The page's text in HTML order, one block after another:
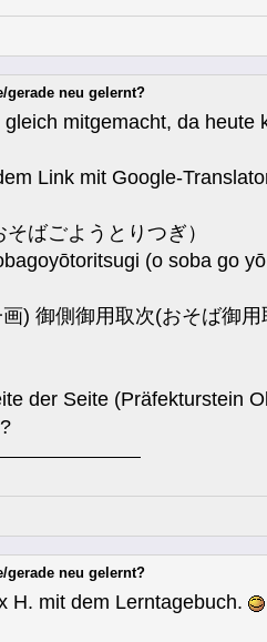
gerade neu gelernt?
mitgemacht, da
Link mit Google-
ばごようとりつぎ）
(o soba go
) 御側御用取次(おそば御用
der Seite (Präfekturstein
gerade neu gelernt?
H. mit dem Lerntagebuch.